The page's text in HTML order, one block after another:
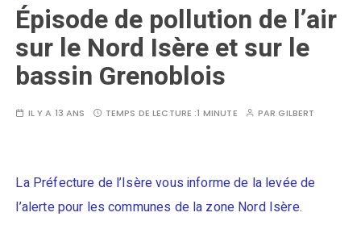
Épisode de pollution de l’air
sur le Nord Isère et sur le
bassin Grenoblois
IL Y A 13 ANS TEMPS DE LECTURE :1 MINUTE PARGILBERT
La Préfecture de l’Isère vous informe de la levée de
l’alerte pour les communes de la zone Nord Isère.